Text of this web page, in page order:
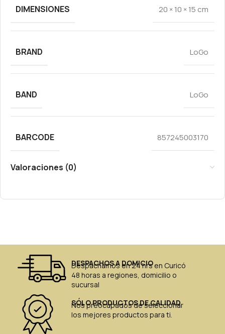
DIMENSIONES 20 × 10 × 15 cm
BRAND LoGo
BAND LoGo
BARCODE 857245003170
Valoraciones (0)
DESPACHOS A DOMICIO
Despachamos en 24 hrs en Curicó
48 horas a regiones, domicilio o
sucursal
SÓLO PRODUCTOS DE CALIDAD
Nos preocupados de seleccionar
los mejores productos para ti.